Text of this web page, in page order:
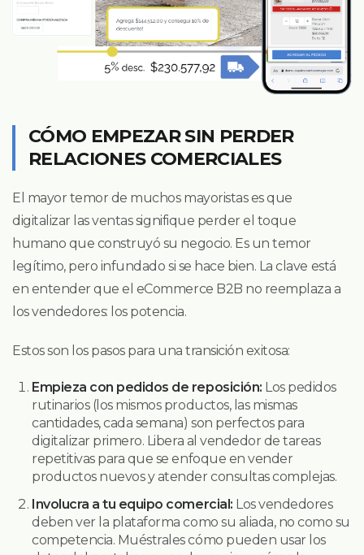
CÓMO EMPEZAR SIN PERDER
RELACIONES COMERCIALES
El mayor temor de muchos mayoristas es que
digitalizar las ventas signifique perder el toque
humano que construyó su negocio. Es un temor
legítimo, pero infundado si se hace bien. La clave está
en entender que el eCommerce B2B no reemplaza a
los vendedores: los potencia.
Estos son los pasos para una transición exitosa:
Empieza con pedidos de reposición: Los pedidos
rutinarios (los mismos productos, las mismas
cantidades, cada semana) son perfectos para
digitalizar primero. Libera al vendedor de tareas
repetitivas para que se enfoque en vender
productos nuevos y atender consultas complejas.
Involucra a tu equipo comercial: Los vendedores
deben ver la plataforma como su aliada, no como su
competencia. Muéstrales cómo pueden usar los